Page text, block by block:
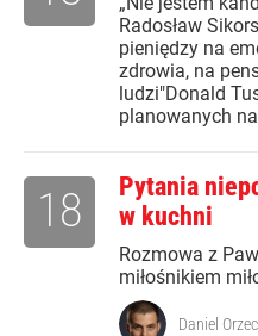
Radosław
pieniędzy na
zdrowia, na
ludzi"Donald
planowanych
Pytania
w kuchni
Rozmowa z
miłośnikiem
18
Daniel